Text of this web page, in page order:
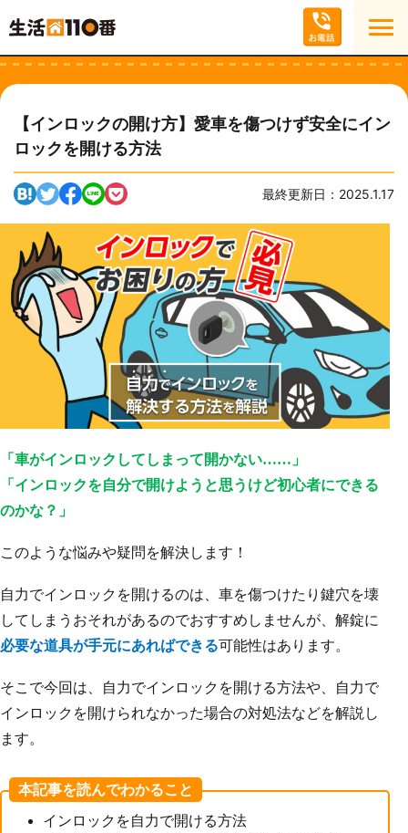
【インロックの開け方】愛車を傷つけず安全にイン
ロックを開ける方法
最終更新日：2025.1.17
「車がインロックしてしまって開かない……」
「インロックを自分で開けようと思うけど初心者にできる
のかな？」
このような悩みや疑問を解決します！
自力でインロックを開けるのは、車を傷つけたり鍵穴を壊
してしまうおそれがあるのでおすすめしませんが、解錠に
必要な道具が手元にあればできる可能性はあります。
そこで今回は、自力でインロックを開ける方法や、自力で
インロックを開けられなかった場合の対処法などを解説し
ます。
本記事を読んでわかること
インロックを自力で開ける方法